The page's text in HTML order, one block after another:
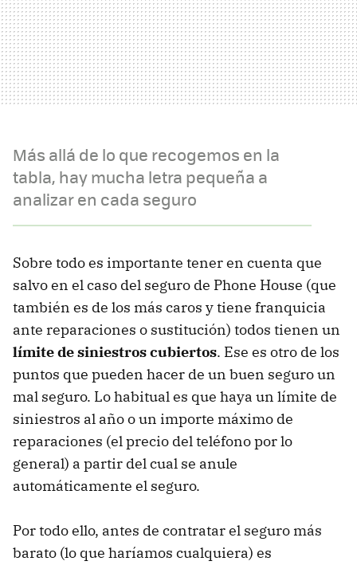
Más allá de lo que recogemos en la
tabla, hay mucha letra pequeña a
analizar en cada seguro
Sobre todo es importante tener en cuenta que
salvo en el caso del seguro de Phone House (que
también es de los más caros y tiene franquicia
ante reparaciones o sustitución) todos tienen un
límite de siniestros cubiertos. Ese es otro de los
puntos que pueden hacer de un buen seguro un
mal seguro. Lo habitual es que haya un límite de
siniestros al año o un importe máximo de
reparaciones (el precio del teléfono por lo
general) a partir del cual se anule
automáticamente el seguro.
Por todo ello, antes de contratar el seguro más
barato (lo que haríamos cualquiera) es